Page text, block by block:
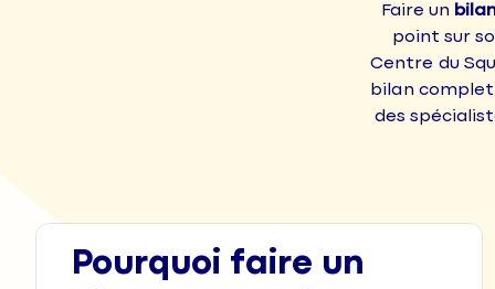
Faire un
point sur
Centre du
bilan
des
Pourquoi faire un